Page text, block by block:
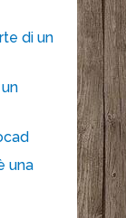
di un
una